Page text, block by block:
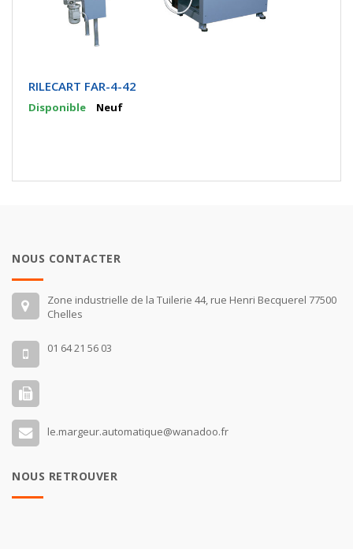
RILECART FAR-4-42
Disponible Neuf
NOUS CONTACTER
Zone industrielle de la Tuilerie 44, rue Henri Becquerel 77500
Chelles
01 64 21 56 03
le.margeur.automatique@wanadoo.fr
NOUS RETROUVER